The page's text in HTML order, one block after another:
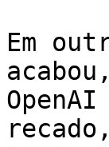
Em